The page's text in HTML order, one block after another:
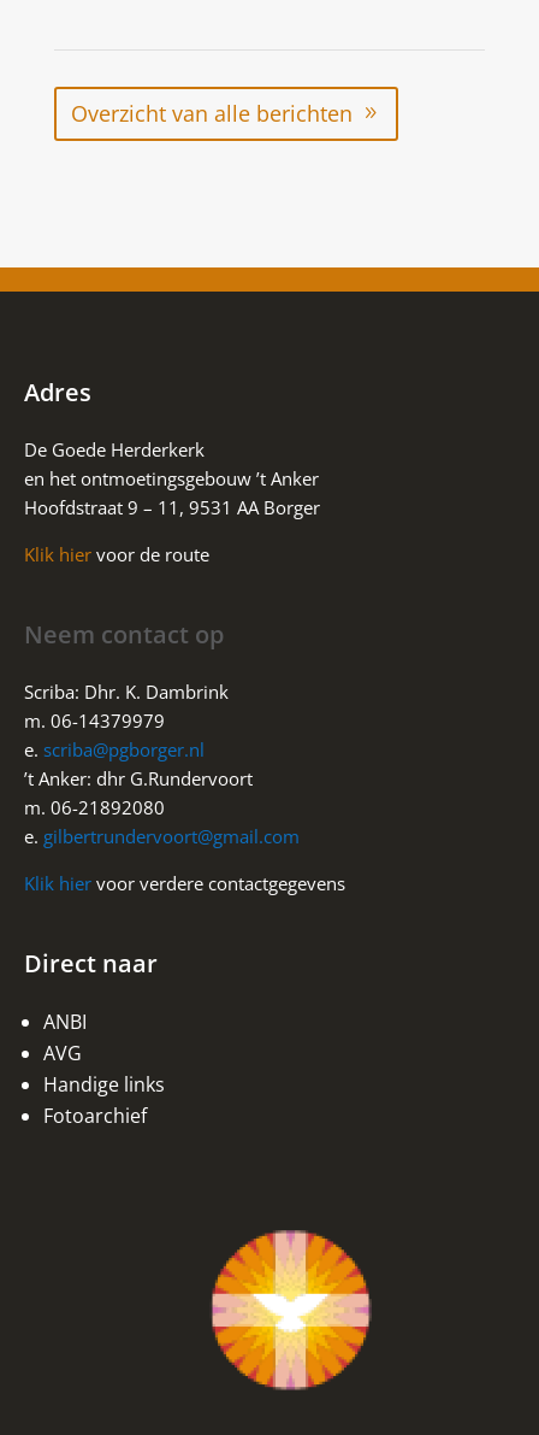
Overzicht van alle berichten
Adres
De Goede Herderkerk
en het ontmoetingsgebouw ’t Anker
Hoofdstraat 9 – 11, 9531 AA Borger
Klik hier voor de route
Neem contact op
Scriba: Dhr. K. Dambrink
m. 06-14379979
e. scriba@pgborger.nl
’t Anker: dhr G.Rundervoort
m. 06-21892080
e. gilbertrundervoort@gmail.com
Klik hier voor verdere contactgegevens
Direct naar
ANBI
AVG
Handige links
Fotoarchief